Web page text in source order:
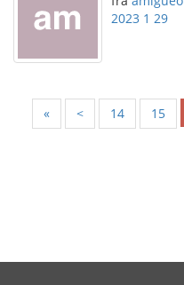
2023 1 29
« < 14 15